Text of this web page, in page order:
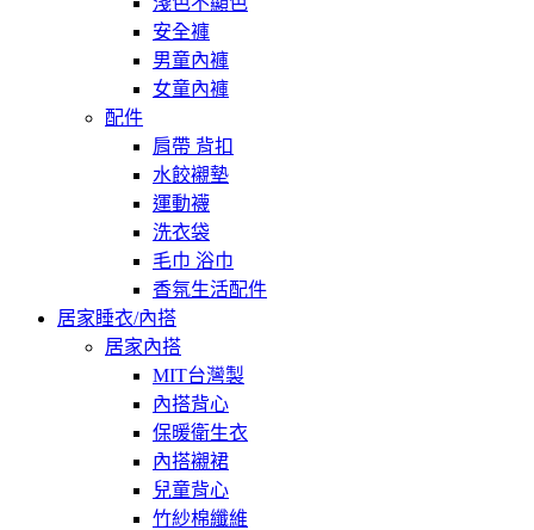
安全褲
男童內褲
女童內褲
配件
肩帶 背扣
水餃襯墊
運動襪
洗衣袋
毛巾 浴巾
香氛生活配件
居家睡衣/內搭
居家內搭
MIT台灣製
內搭背心
保暖衛生衣
內搭襯裙
兒童背心
竹紗棉纖維